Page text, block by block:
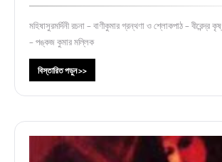
মহিষাসুরমর্দিনী রচনা – বাণীকুমার গ্রন্থণা ও শ্লোকপাঠ – বীরেন্দ্র
– পঙ্কজ কুমার মল্লিক
বিস্তারিত পড়ুন >>